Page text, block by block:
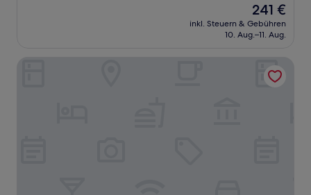
Der
Preis
beträgt
241 €
inkl. Steuern & Gebühren
10. Aug.–11. Aug.